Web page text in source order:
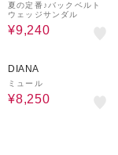
夏の定番♪バックベルト
ウェッジサンダル
¥9,240
DIANA
ミュール
¥8,250